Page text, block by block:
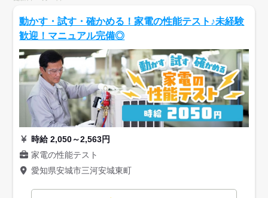
動かす・試す・確かめる！家電の性能テスト♪未経験
歓迎！マニュアル完備◎
時給 2,050～2,563円
家電の性能テスト
愛知県安城市三河安城東町